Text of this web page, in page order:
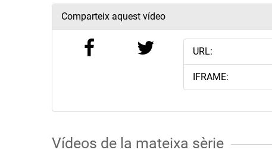
Comparteix aquest vídeo
URL:
IFRAME:
Vídeos de la mateixa sèrie